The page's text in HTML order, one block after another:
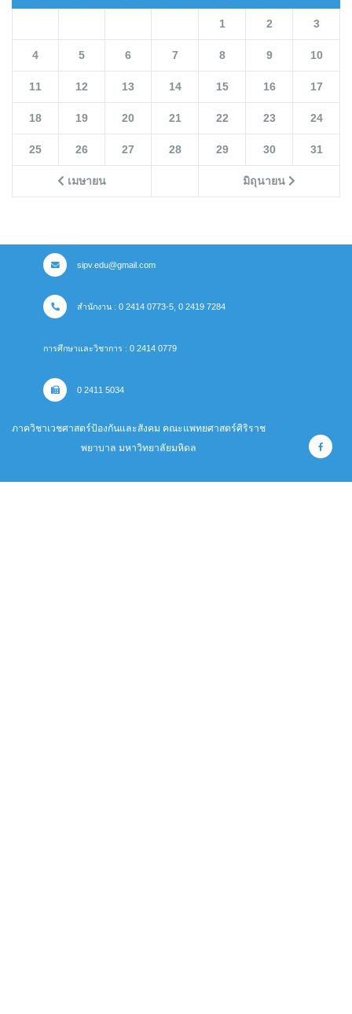
เมษายน มิถุนายน
1 2 3
4 5 6 7 8 9 10
11 12 13 14 15 16 17
18 19 20 21 22 23 24
25 26 27 28 29 30 31
sipv.edu@gmail.com
สำนักงาน : 0 2414 0773-5, 0 2419 7284
การศึกษาและวิชาการ : 0 2414 0779
0 2411 5034
ภาควิชาเวชศาสตร์ป้องกันและสังคม คณะแพทยศาสตร์ศิริราช
พยาบาล มหาวิทยาลัยมหิดล